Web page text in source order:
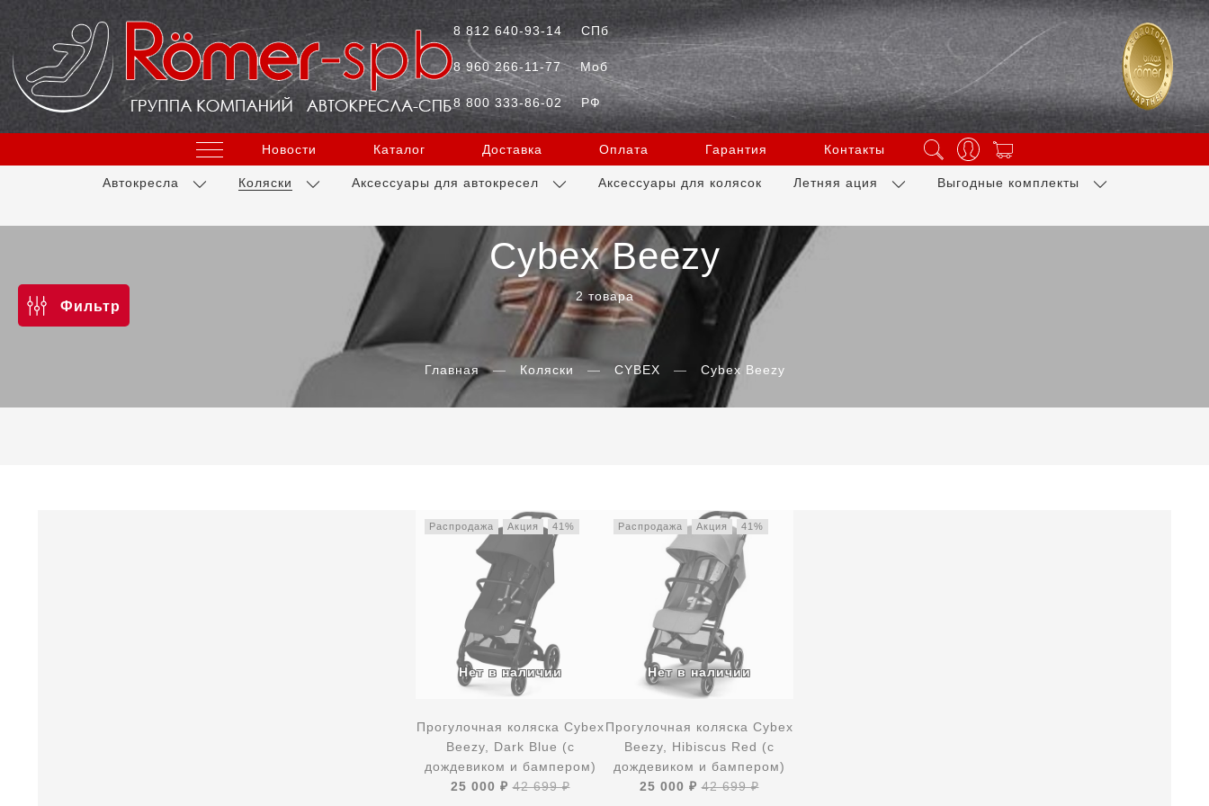
8 812 640-93-14 СПб
8 960 266-11-77 Моб
8 800 333-86-02 РФ
Новости Каталог Доставка Оплата Гарантия Контакты
Автокресла Коляски Аксессуары для автокресел Аксессуары для колясок Летняя ация Выгодные комплекты
Cybex Beezy
2 товара
Главная Коляски CYBEX Cybex Beezy
Фильтр
Распродажа Акция 41%
Прогулочная коляска Cybex
Beezy, Dark Blue (с
дождевиком и бампером)
25 000 ₽42 699 ₽
Распродажа Акция 41%
Прогулочная коляска Cybex
Beezy, Hibiscus Red (с
дождевиком и бампером)
25 000 ₽42 699 ₽